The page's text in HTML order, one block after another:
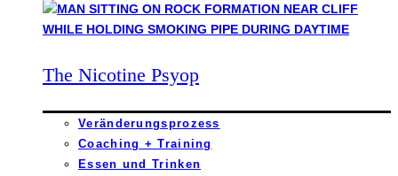
The Nicotine Psyop
Veränderungsprozess
Coaching + Training
Essen und Trinken